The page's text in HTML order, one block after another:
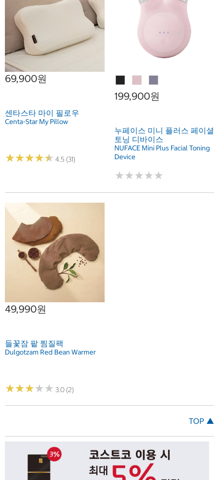
69,900원
센타스타 마이 필로우
Centa-Star My Pillow
★★★★★
★★★★★ 4.5 (31)
199,900원
누페이스 미니 플러스 페이셜
토닝 디바이스
NUFACE Mini Plus Facial Toning
Device
★★★★★
★★★★★
49,990원
들꽃잠 팥 찜질팩
Dulgotzam Red Bean Warmer
★★★★★
★★★★★ 3.0 (2)
TOP ▲